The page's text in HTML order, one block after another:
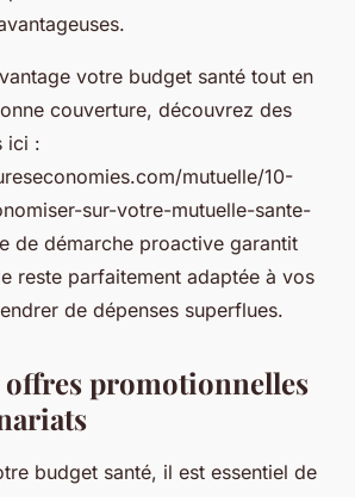
votre budget santé tout en
couverture, découvrez des
ici :
mutuelle/10-
sur-votre-mutuelle-sante-
de démarche proactive garantit
reste parfaitement adaptée à vos
de dépenses superflues.
promotionnelles
budget santé, il est essentiel de